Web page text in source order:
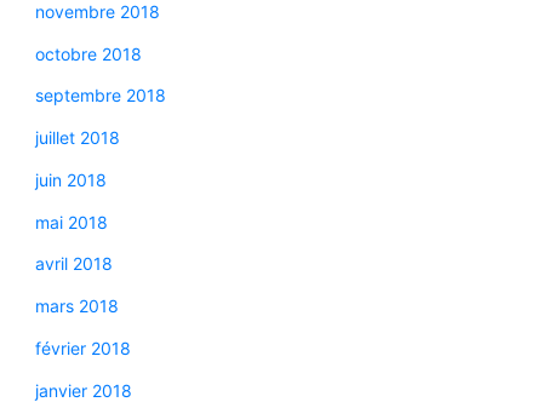
novembre 2018
octobre 2018
septembre 2018
juillet 2018
juin 2018
mai 2018
avril 2018
mars 2018
février 2018
janvier 2018